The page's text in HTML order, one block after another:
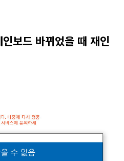
보드 바뀌었을 때 재인